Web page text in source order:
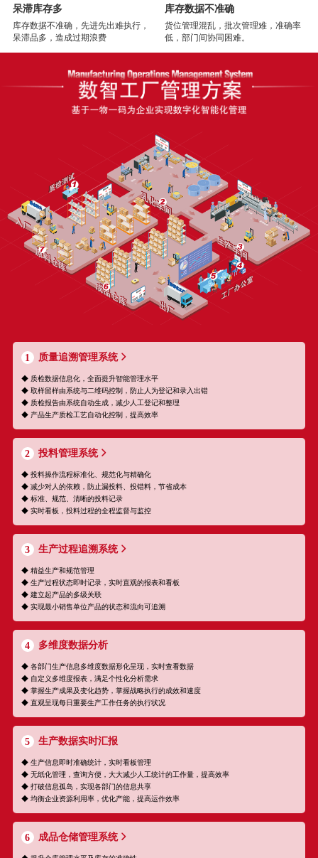
呆滞库存多
库存数据不准确，先进先出难执行，
呆滞品多，造成过期浪费
库存数据不准确
货位管理混乱，批次管理难，准确率
低，部门间协同困难。
1 质量追溯管理系统
◆ 质检数据信息化，全面提升智能管理水平
◆ 取样留样由系统与二维码控制，防止人为登记和录入出错
◆ 质检报告由系统自动生成，减少人工登记和整理
◆ 产品生产质检工艺自动化控制，提高效率
2 投料管理系统
◆ 投料操作流程标准化、规范化与精确化
◆ 减少对人的依赖，防止漏投料、投错料，节省成本
◆ 标准、规范、清晰的投料记录
◆ 实时看板，投料过程的全程监督与监控
3 生产过程追溯系统
◆ 精益生产和规范管理
◆ 生产过程状态即时记录，实时直观的报表和看板
◆ 建立起产品的多级关联
◆ 实现最小销售单位产品的状态和流向可追溯
4 多维度数据分析
◆ 各部门生产信息多维度数据形化呈现，实时查看数据
◆ 自定义多维度报表，满足个性化分析需求
◆ 掌握生产成果及变化趋势，掌握战略执行的成效和速度
◆ 直观呈现每日重要生产工作任务的执行状况
5 生产数据实时汇报
◆ 生产信息即时准确统计，实时看板管理
◆ 无纸化管理，查询方便，大大减少人工统计的工作量，提高效率
◆ 打破信息孤岛，实现各部门的信息共享
◆ 均衡企业资源利用率，优化产能，提高运作效率
6 成品仓储管理系统